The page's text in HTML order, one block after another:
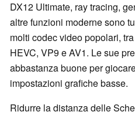
DX12 Ultimate, ray tracing,
altre funzioni moderne sono
molti codec video popolari,
HEVC, VP9 e AV1. Le sue
abbastanza buone per
impostazioni grafiche basse.
Ridurre la distanza delle